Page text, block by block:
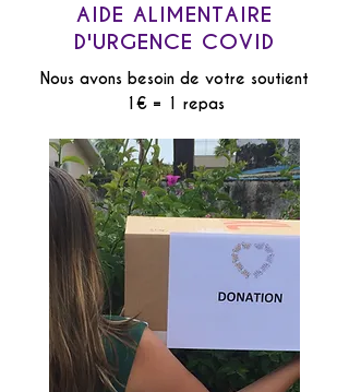
AIDE ALIMENTAIRE
D'URGENCE COVID
Nous avons besoin de votre soutient
1€ = 1 repas